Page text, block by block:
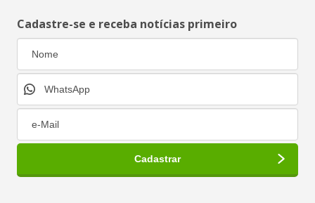
Cadastre-se e receba notícias primeiro